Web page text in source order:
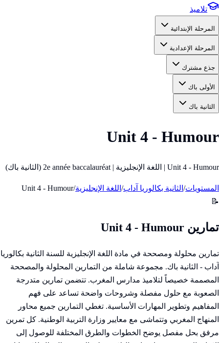
تلاميذ
المرحلة الإبتدائية
المرحلة الإعدادية
جذع مشترك
الأولى باك
الثانية باك
Unit 4 - Humour
Unit 4 - Humour | اللغة الإنجليزية | 2e année baccalauréat (الثانية باك)
المستويات/ الثانية بكالوريا آداب/ اللغة الإنجليزية/
Unit 4 - Humour
📝
تمارين Unit 4 - Humour
تمارين محلولة ومصححة في مادة اللغة الإنجليزية للسنة الثانية بكالوريا
آداب - الثانية باك. مجموعة شاملة من التمارين المحلولة والمصححة
المصممة خصيصاً لتلاميذ مدارس المغرب. تتضمن تمارين متدرجة
الصعوبة مع حلول مفصلة وشروحات واضحة تساعد على فهم
المفاهيم وتطوير المهارات الأساسية. تغطي التمارين جميع محاور
المنهاج المغربي وتتماشى مع معايير وزارة التربية الوطنية. كل تمرين
مرفق بحل مفصل يوضح الخطوات والطرق المختلفة للوصول إلى